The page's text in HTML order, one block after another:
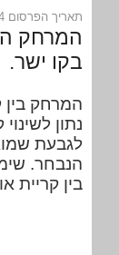
תאריך הפרסום 16/05/2024
המרחק
בקו ישר.
נתון
הנבחר.
בין קריית